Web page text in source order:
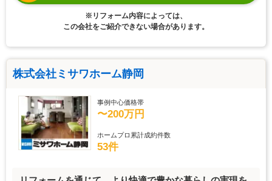
※リフォーム内容によっては、
この会社をご紹介できない場合があります。
株式会社ミサワホーム静岡
事例中心価格帯
〜200万円
ホームプロ累計成約件数
53件